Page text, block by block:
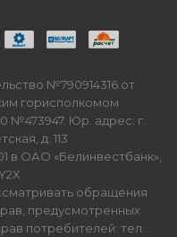
№790914316 от
горисполкомом
№473947. Юр. адрес: г.
д. 113
в ОАО «Белинвестбанк»,
обращения
предусмотренных
потребителей: тел.